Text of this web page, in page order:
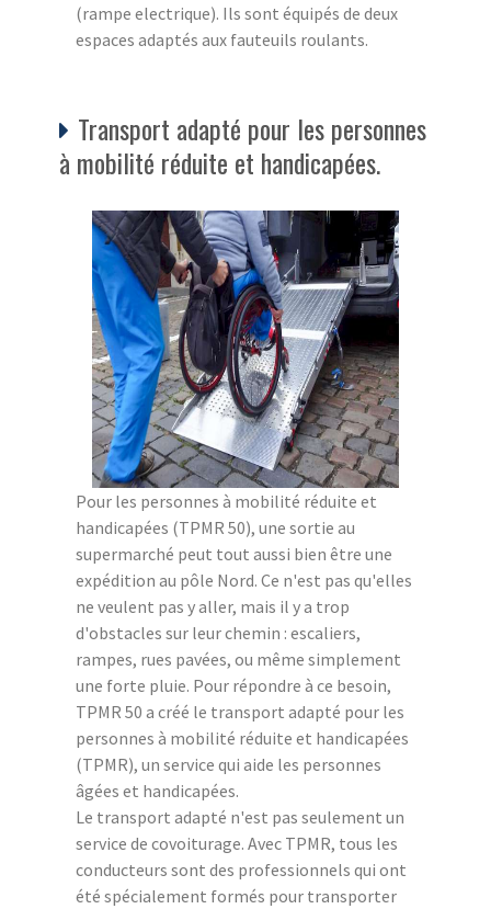
(rampe electrique). Ils sont équipés de deux
espaces adaptés aux fauteuils roulants.
Transport adapté pour les personnes
à mobilité réduite et handicapées.
Pour les personnes à mobilité réduite et
handicapées (TPMR 50), une sortie au
supermarché peut tout aussi bien être une
expédition au pôle Nord. Ce n'est pas qu'elles
ne veulent pas y aller, mais il y a trop
d'obstacles sur leur chemin : escaliers,
rampes, rues pavées, ou même simplement
une forte pluie. Pour répondre à ce besoin,
TPMR 50 a créé le transport adapté pour les
personnes à mobilité réduite et handicapées
(TPMR), un service qui aide les personnes
âgées et handicapées.
Le transport adapté n'est pas seulement un
service de covoiturage. Avec TPMR, tous les
conducteurs sont des professionnels qui ont
été spécialement formés pour transporter